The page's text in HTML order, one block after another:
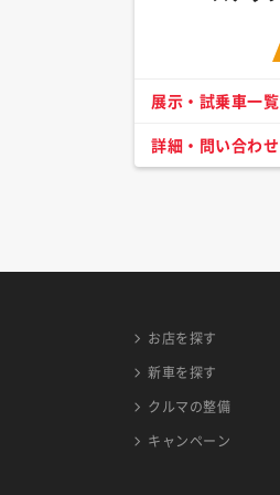
展示・試乗車一覧
詳細・問い合わせ
お店を探す
新車を探す
クルマの整備
キャンペーン